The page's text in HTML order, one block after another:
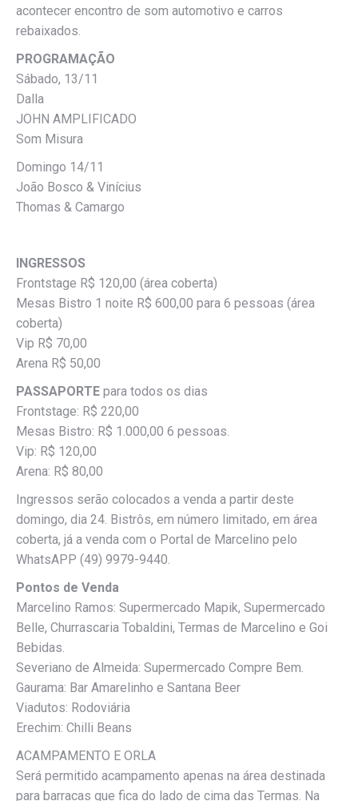
acontecer encontro de som automotivo e carros
rebaixados.
PROGRAMAÇÃO
Sábado, 13/11
Dalla
JOHN AMPLIFICADO
Som Misura
Domingo 14/11
João Bosco & Vinícius
Thomas & Camargo
INGRESSOS
Frontstage R$ 120,00 (área coberta)
Mesas Bistro 1 noite R$ 600,00 para 6 pessoas (área
coberta)
Vip R$ 70,00
Arena R$ 50,00
PASSAPORTE para todos os dias
Frontstage: R$ 220,00
Mesas Bistro: R$ 1.000,00 6 pessoas.
Vip: R$ 120,00
Arena: R$ 80,00
Ingressos serão colocados a venda a partir deste
domingo, dia 24. Bistrôs, em número limitado, em área
coberta, já a venda com o Portal de Marcelino pelo
WhatsAPP (49) 9979-9440.
Pontos de Venda
Marcelino Ramos: Supermercado Mapik, Supermercado
Belle, Churrascaria Tobaldini, Termas de Marcelino e Goi
Bebidas.
Severiano de Almeida: Supermercado Compre Bem.
Gaurama: Bar Amarelinho e Santana Beer
Viadutos: Rodoviária
Erechim: Chilli Beans
ACAMPAMENTO E ORLA
Será permitido acampamento apenas na área destinada
para barracas que fica do lado de cima das Termas. Na